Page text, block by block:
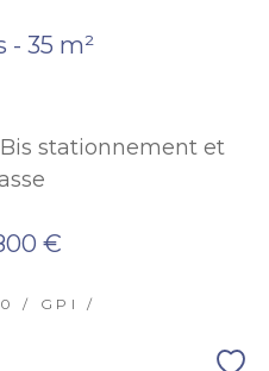
- 35 m²
stationnement et
€
/ GPI /